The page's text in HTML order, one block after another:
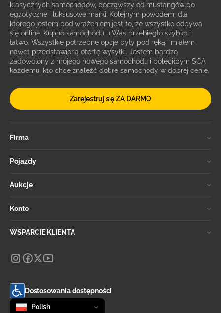
klasycznych samochodów, począwszy od mustangów po
egzotyczne i luksusowe marki. Kolejnym powodem, dla
którego jestem pod wrażeniem jest to, że wszystko odbywa
się online. Kupno samochodu u Was przebiegło szybko i
łatwo. Wszystkie potrzebne opcje były pod ręką i miałem
nawet przedstawioną ofertę wysyłki. Jestem bardzo
zadowolony z mojego nowego samochodu i poleciłbym SCA
każdemu, kto chce znaleźć dobre samochody w dobrej cenie.
Zarejestruj się ZA DARMO
Firma
Pojazdy
Aukcje
Konto
WSPARCIE KLIENTA
Dostosowania dostępności
Zmień język
selected
Polish